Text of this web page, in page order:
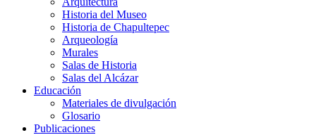
Historia del Museo
Historia de Chapultepec
Arqueología
Murales
Salas de Historia
Salas del Alcázar
Educación
Materiales de divulgación
Glosario
Publicaciones